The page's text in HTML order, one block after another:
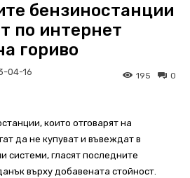
бензиностанции
по интернет
гориво
04-16 0
195
които отговарят на
да не купуват и въвеждат в
системи, гласят последните
върху добавената стойност.